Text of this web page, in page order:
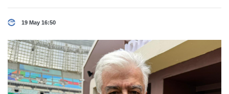
19 May 16:50